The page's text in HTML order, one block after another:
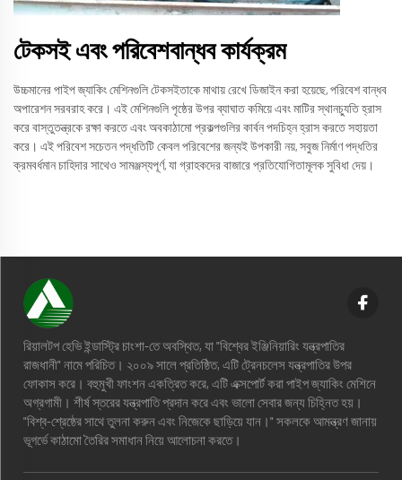
টেকসই এবং পরিবেশবান্ধব কার্যক্রম
উচ্চমানের পাইপ জ্যাকিং মেশিনগুলি টেকসইতাকে মাথায় রেখে ডিজাইন করা হয়েছে, পরিবেশ বান্ধব
অপারেশন সরবরাহ করে। এই মেশিনগুলি পৃষ্ঠের উপর ব্যাঘাত কমিয়ে এবং মাটির স্থানচ্যুতি হ্রাস
করে বাস্তুতন্ত্রকে রক্ষা করতে এবং অবকাঠামো প্রকল্পগুলির কার্বন পদচিহ্ন হ্রাস করতে সহায়তা
করে। এই পরিবেশ সচেতন পদ্ধতিটি কেবল পরিবেশের জন্যই উপকারী নয়, সবুজ নির্মাণ পদ্ধতির
ক্রমবর্ধমান চাহিদার সাথেও সামঞ্জস্যপূর্ণ, যা গ্রাহকদের বাজারে প্রতিযোগিতামূলক সুবিধা দেয়।
রিয়ালটপ হেভি ইন্ডাস্ট্রি চাংশা-তে অবস্থিত, যা "বিশ্বের ইঞ্জিনিয়ারিং যন্ত্রপাতির
রাজধানী" নামে পরিচিত। ২০০৯ সালে প্রতিষ্ঠিত, এটি ট্রেনচলেস যন্ত্রপাতির উপর
ফোকাস করে। বহুমুখী ফাংশন একত্রিত করে, এটি এক্সপোর্ট করা পাইপ জ্যাকিং মেশিনে
অগ্রগামী। শীর্ষ স্তরের যন্ত্রপাতি প্রদান করে এবং ভালো সেবার জন্য চিহ্নিত হয়।
"বিশ্ব-শ্রেষ্ঠের সাথে তুলনা করুন এবং নিজেকে ছাড়িয়ে যান।" সকলকে আমন্ত্রণ জানায়
ভূগর্ভে কাঠামো তৈরির সমাধান নিয়ে আলোচনা করতে।